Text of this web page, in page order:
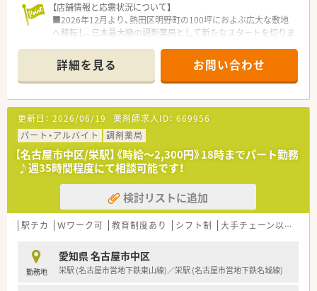
【店舗情報と応需状況について】
■2026年12月より、熱田区明野町の100坪におよぶ広大な敷地
へ移転し、日本最大級の調剤薬局として新たなスタートを切りま
■在宅医療を主軸としながら、オンライン服薬指導にも対応して
いく次世代型の運営スタイルが大きな特徴です。
■地下鉄日比野駅から徒歩9分、金山駅からも徒歩圏内とアクセ
スが良く、公共交通機関を利用しての通勤が非常に便利な立地で
す。
【法人特徴について】
■「世のため人のため地域のために」を理念に掲げ、ドローン配
送の検討など既存の枠を超えた挑戦を続ける、勢いのある法人で
す。
■2008年の創業以来、愛知県内で着実に店舗を増やしており、地
域医療に貢献しながらも新しいテクノロジーを積極的に取り入
れています。
■大規模店舗ならではの柔軟な人員配置を計画しており、ライフ
推進しています。
【やりがい/おすすめポイント】
詳細を見る お問い合わせ
更新日： 2026/06/19 薬剤師求人ID： 669956
パート・アルバイト
調剤薬局
【名古屋市中区/栄駅】《時給～2,300円》18時までパート勤務
♪週35時間程度にて相談可能です！
検討リストに追加
駅チカ Ｗワーク可 教育制度あり シフト制 大手チェーン以外
勤務地
愛知県 名古屋市中区
栄駅 (名古屋市営地下鉄東山線)／栄駅 (名古屋市営地下鉄名城線)